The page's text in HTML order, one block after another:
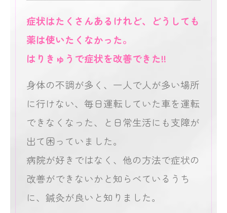
症状はたくさんあるけれど、どうしても
薬は使いたくなかった。
はりきゅうで症状を改善できた!!
身体の不調が多く、一人で人が多い場所
に行けない、毎日運転していた車を運転
できなくなった、と日常生活にも支障が
出て困っていました。
病院が好きではなく、他の方法で症状の
改善ができないかと知らべているうち
に、鍼灸が良いと知りました。